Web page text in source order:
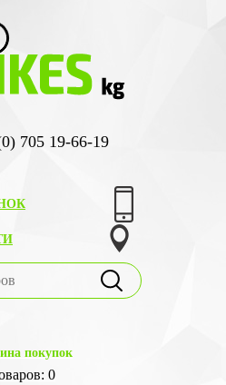
705 19-66-19
покупок
0